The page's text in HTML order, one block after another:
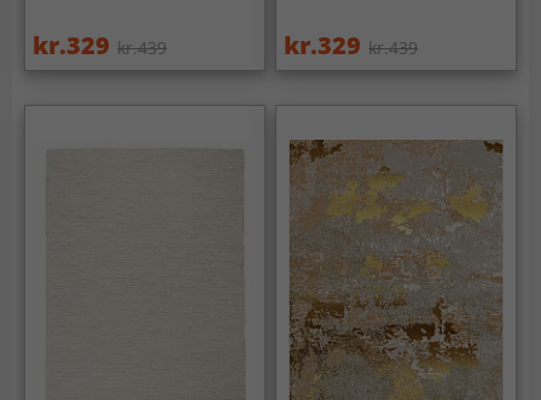
kr.329 kr.439 kr.329 kr.439